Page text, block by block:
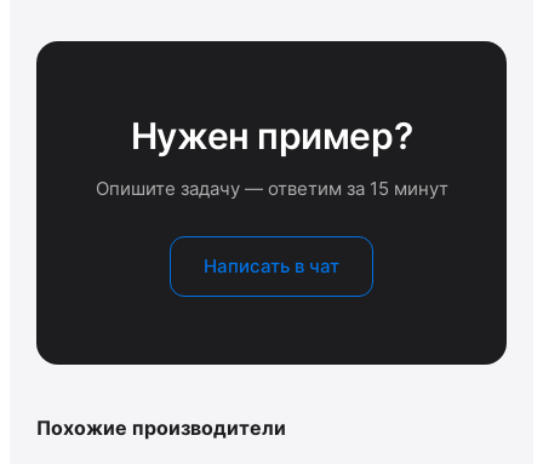
Нужен пример?
Опишите задачу — ответим за 15 минут
Написать в чат
Похожие производители